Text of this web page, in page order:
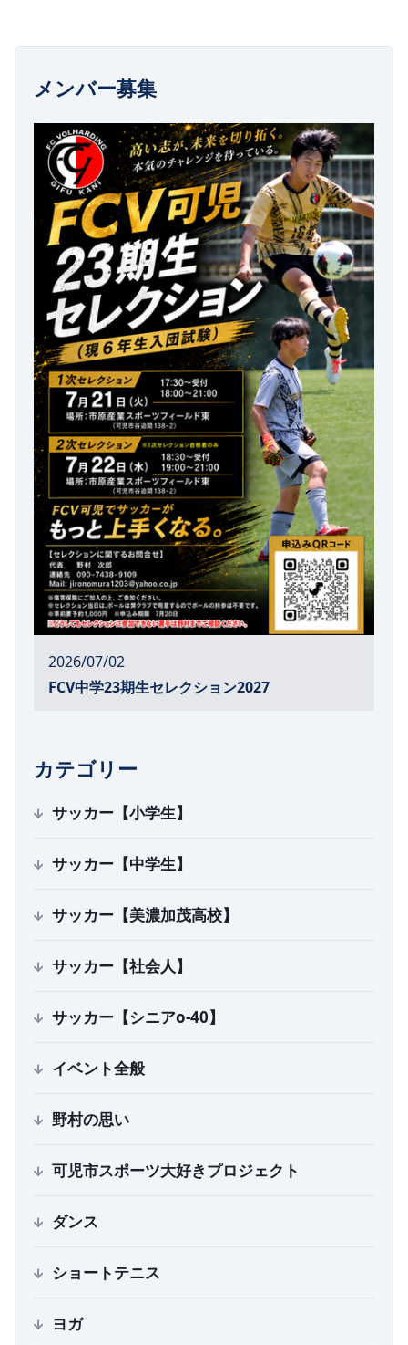
メンバー募集
2026/07/02
FCV中学23期生セレクション2027
カテゴリー
サッカー【小学生】
サッカー【中学生】
サッカー【美濃加茂高校】
サッカー【社会人】
サッカー【シニアo-40】
イベント全般
野村の思い
可児市スポーツ大好きプロジェクト
ダンス
ショートテニス
ヨガ